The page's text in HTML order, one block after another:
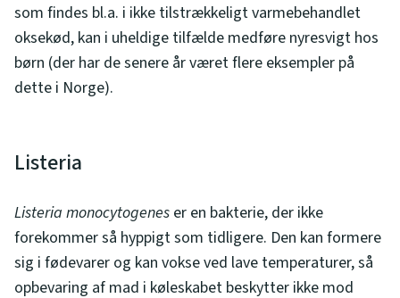
som findes bl.a. i ikke tilstrækkeligt varmebehandlet
oksekød, kan i uheldige tilfælde medføre nyresvigt hos
børn (der har de senere år været flere eksempler på
dette i Norge).
Listeria
Listeria monocytogenes er en bakterie, der ikke
forekommer så hyppigt som tidligere. Den kan formere
sig i fødevarer og kan vokse ved lave temperaturer, så
opbevaring af mad i køleskabet beskytter ikke mod